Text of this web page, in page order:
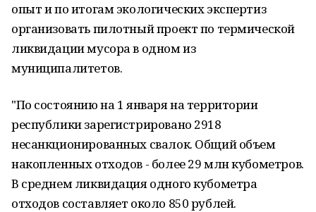
опыт и по итогам экологических экспертиз
организовать пилотный проект по термической
ликвидации мусора в одном из
муниципалитетов.
"По состоянию на 1 января на территории
республики зарегистрировано 2918
несанкционированных свалок. Общий объем
накопленных отходов - более 29 млн кубометров.
В среднем ликвидация одного кубометра
отходов составляет около 850 рублей.